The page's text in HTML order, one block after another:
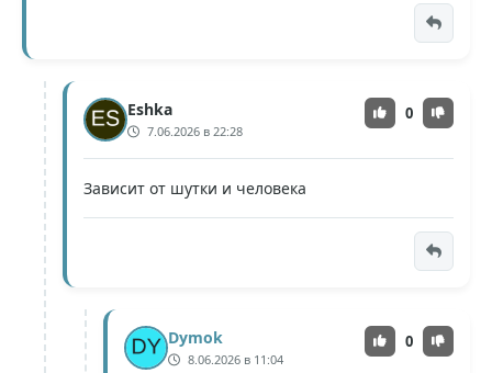
Eshka
7.06.2026 в 22:28
0
Зависит от шутки и человека
Dymok
8.06.2026 в 11:04
0